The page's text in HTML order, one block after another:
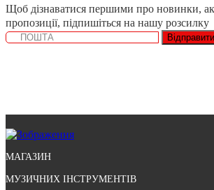
Щоб дізнаватися першими про новинки,
пропозиції, підпишіться на нашу розсилку
Відправити
МАГАЗИН
МУЗИЧНИХ ІНСТРУМЕНТІВ